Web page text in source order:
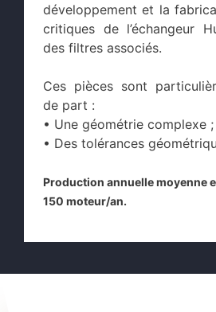
développement et la
critiques de l’échangeur
des filtres associés.
Ces pièces sont
de part :
• Une géométrie complexe ;
• Des tolérances
Production annuelle moyenne
150 moteur/an.